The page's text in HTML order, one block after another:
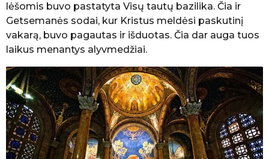
lėšomis buvo pastatyta Visų tautų bazilika. Čia ir
Getsemanės sodai, kur Kristus meldėsi paskutinį
vakarą, buvo pagautas ir išduotas. Čia dar auga tuos
laikus menantys alyvmedžiai.